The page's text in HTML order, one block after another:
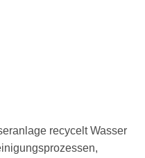
recycelt Wasser